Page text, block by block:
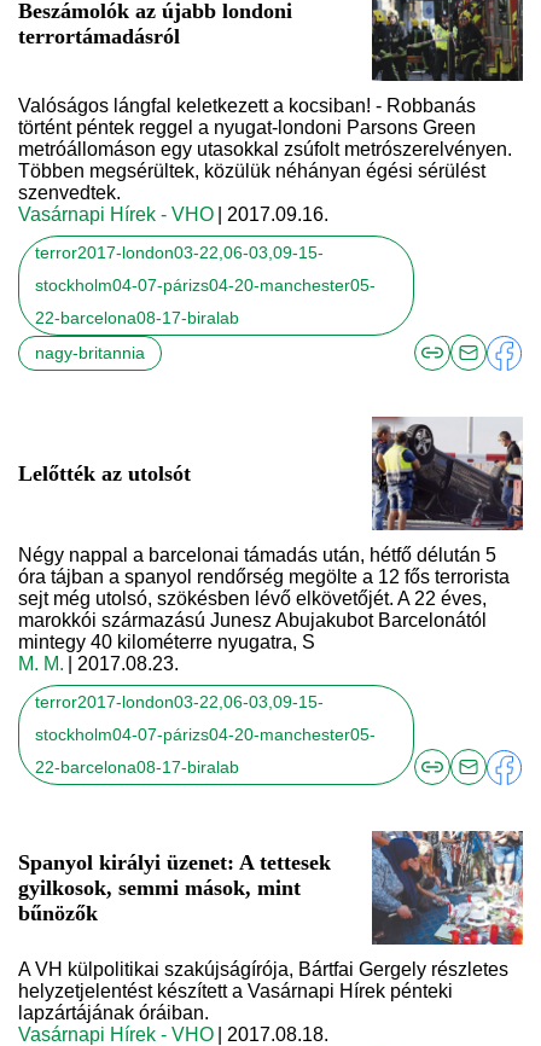
Beszámolók az újabb londoni
terrortámadásról
Valóságos lángfal keletkezett a kocsiban! - Robbanás
történt péntek reggel a nyugat-londoni Parsons Green
metróállomáson egy utasokkal zsúfolt metrószerelvényen.
Többen megsérültek, közülük néhányan égési sérülést
szenvedtek.
Vasárnapi Hírek - VHO
| 2017.09.16.
terror2017-london03-22,06-03,09-15-
stockholm04-07-párizs04-20-manchester05-
22-barcelona08-17-biralab
nagy-britannia
Lelőtték az utolsót
Négy nappal a barcelonai támadás után, hétfő délután 5
óra tájban a spanyol rendőrség megölte a 12 fős terrorista
sejt még utolsó, szökésben lévő elkövetőjét. A 22 éves,
marokkói származású Junesz Abujakubot Barcelonától
mintegy 40 kilométerre nyugatra, S
M. M.
| 2017.08.23.
terror2017-london03-22,06-03,09-15-
stockholm04-07-párizs04-20-manchester05-
22-barcelona08-17-biralab
Spanyol királyi üzenet: A tettesek
gyilkosok, semmi mások, mint
bűnözők
A VH külpolitikai szakújságírója, Bártfai Gergely részletes
helyzetjelentést készített a Vasárnapi Hírek pénteki
lapzártájának óráiban.
Vasárnapi Hírek - VHO
| 2017.08.18.